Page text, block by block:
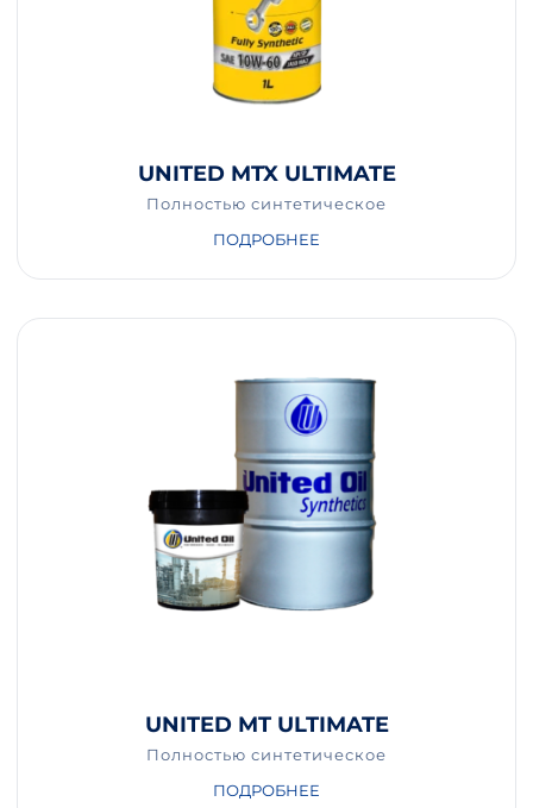
UNITED MTX ULTIMATE
Полностью синтетическое
ПОДРОБНЕЕ
UNITED MT ULTIMATE
Полностью синтетическое
ПОДРОБНЕЕ